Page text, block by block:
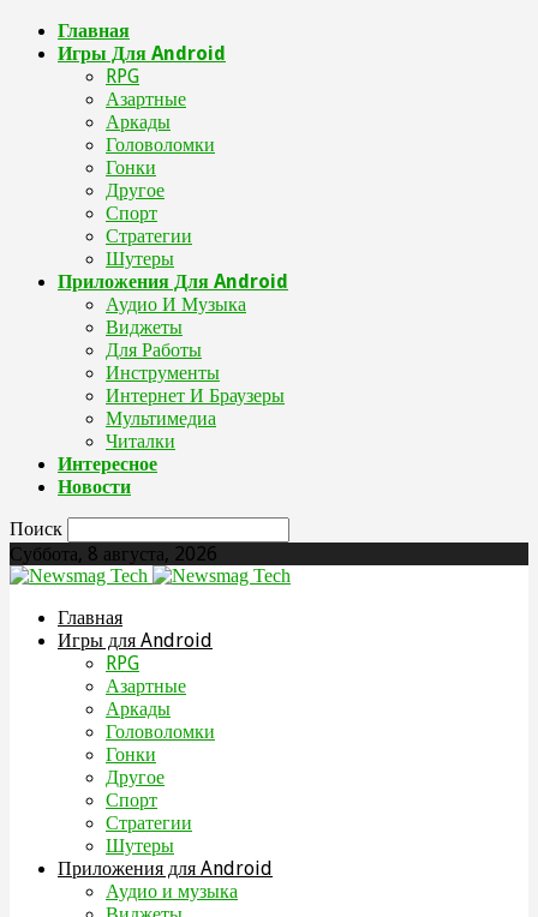
Главная
Игры Для Android
RPG
Азартные
Аркады
Головоломки
Гонки
Другое
Спорт
Стратегии
Шутеры
Приложения Для Android
Аудио И Музыка
Виджеты
Для Работы
Инструменты
Интернет И Браузеры
Мультимедиа
Читалки
Интересное
Новости
Поиск
Суббота, 8 августа, 2026
Главная
Игры для Android
RPG
Азартные
Аркады
Головоломки
Гонки
Другое
Спорт
Стратегии
Шутеры
Приложения для Android
Аудио и музыка